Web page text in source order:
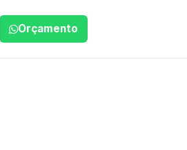
Orçamento